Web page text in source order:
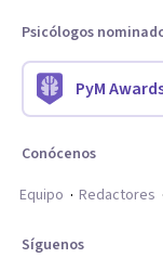
Psicólogos
PyM
Conócenos
Equipo
Redactores
Síguenos